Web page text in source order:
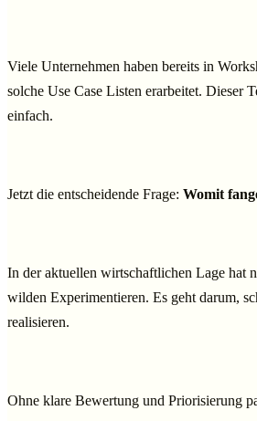
Viele Unternehmen haben bereits in
solche Use Case Listen erarbeitet. Dieser
einfach.
Jetzt die entscheidende Frage: Womit
In der aktuellen wirtschaftlichen Lage hat
wilden Experimentieren. Es geht darum,
realisieren.
Ohne klare Bewertung und Priorisierung